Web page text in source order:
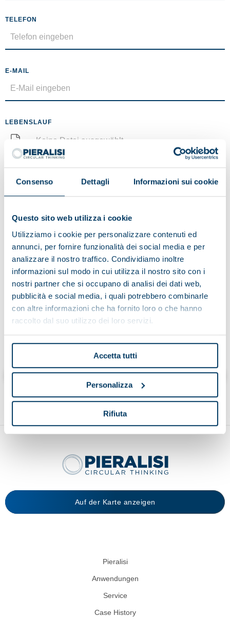
Consenso Dettagli Informazioni sui cookie
Questo sito web utilizza i cookie
Utilizziamo i cookie per personalizzare contenuti ed
annunci, per fornire funzionalità dei social media e per
analizzare il nostro traffico. Condividiamo inoltre
informazioni sul modo in cui utilizza il nostro sito con i
nostri partner che si occupano di analisi dei dati web,
pubblicità e social media, i quali potrebbero combinarle
con altre informazioni che ha fornito loro o che hanno
raccolto dal suo utilizzo dei loro servizi.
Accetta tutti
Personalizza
Rifiuta
TELEFON
E-MAIL
LEBENSLAUF
Keine Datei ausgewählt
Maximale Größe 5 MB (.pdf)
NACHRICHT
Seit ich die Informationen zur Verarbeitung von Daten gelesen
habe:
Senden
Auf der Karte anzeigen
Pieralisi
Anwendungen
Service
Case History